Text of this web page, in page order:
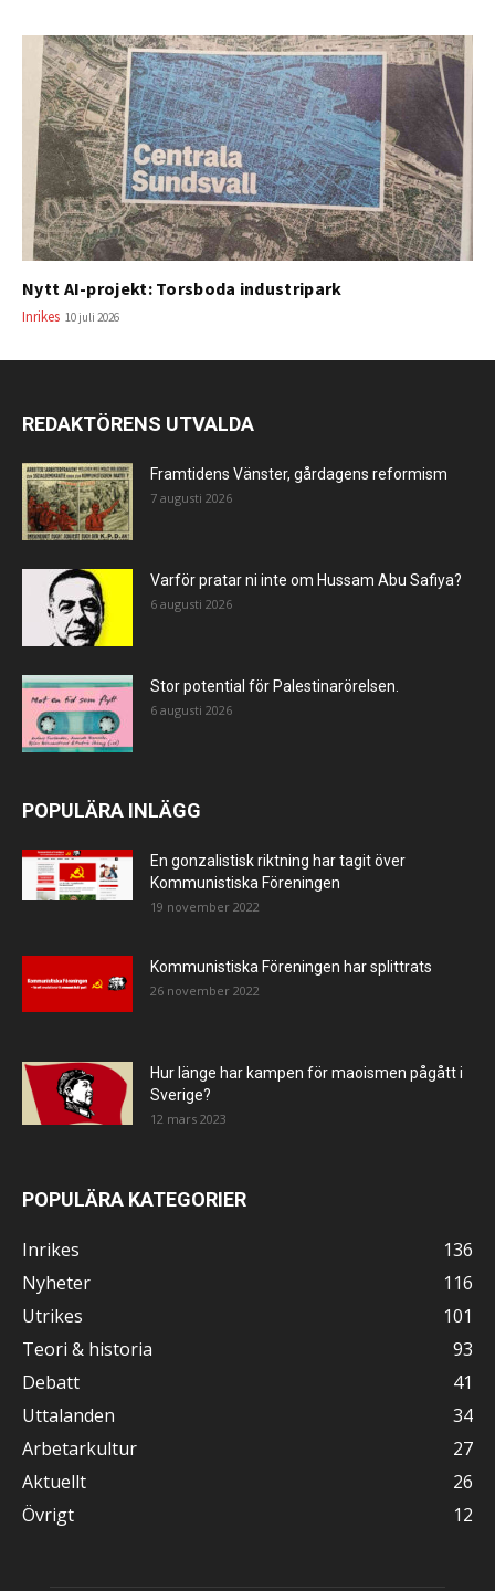
Nytt AI-projekt: Torsboda industripark
Inrikes 10 juli 2026
REDAKTÖRENS UTVALDA
Framtidens Vänster, gårdagens reformism
7 augusti 2026
Varför pratar ni inte om Hussam Abu Safiya?
6 augusti 2026
Stor potential för Palestinarörelsen.
6 augusti 2026
POPULÄRA INLÄGG
En gonzalistisk riktning har tagit över
Kommunistiska Föreningen
19 november 2022
Kommunistiska Föreningen har splittrats
26 november 2022
Hur länge har kampen för maoismen pågått i
Sverige?
12 mars 2023
POPULÄRA KATEGORIER
Inrikes
136
Nyheter
116
Utrikes
101
Teori & historia
93
Debatt
41
Uttalanden
34
Arbetarkultur
27
Aktuellt
26
Övrigt
12